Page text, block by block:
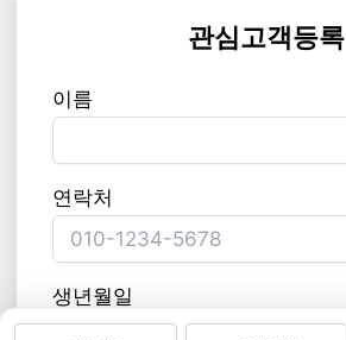
관심고객등록
이름
연락처
생년월일